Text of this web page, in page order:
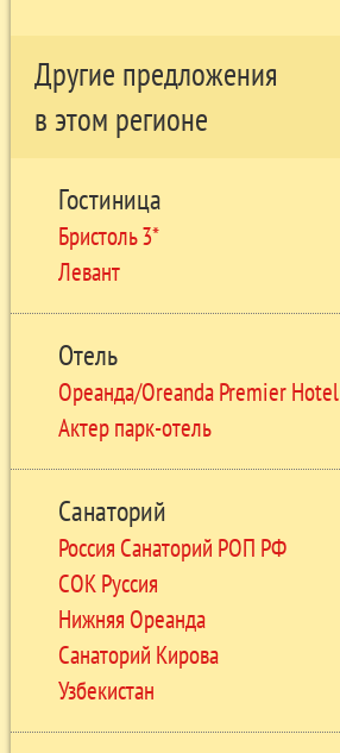
Другие предложения
в этом регионе
Гостиница
Бристоль 3*
Левант
Отель
Ореанда/Oreanda Premier Hotel
Актер парк-отель
Санаторий
Россия Санаторий РОП РФ
СОК Руссия
Нижняя Ореанда
Санаторий Кирова
Узбекистан